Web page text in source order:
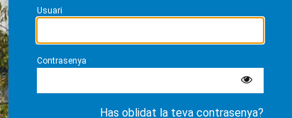
Usuari
Contrasenya
Has oblidat la teva contrasenya?